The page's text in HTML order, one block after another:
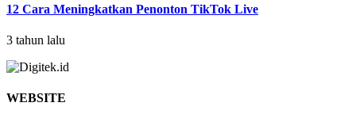
12 Cara Meningkatkan Penonton TikTok Live
3 tahun lalu
WEBSITE